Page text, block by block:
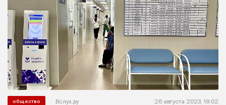
общество Вслух.ру 26 августа 2023, 19:02